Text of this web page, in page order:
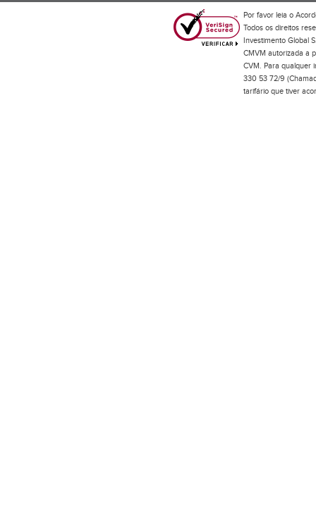
Por favor leia o
Todos os direitos
Investimento Global
CMVM autorizada a
CVM. Para qualquer
330 53 72/9
tarifário que tiver